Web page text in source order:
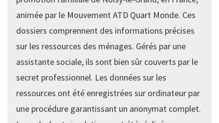
animée par le Mouvement ATD Quart Monde. Ces
dossiers comprennent des informations précises
sur les ressources des ménages. Gérés par une
assistante sociale, ils sont bien sûr couverts par le
secret professionnel. Les données sur les
ressources ont été enregistrées sur ordinateur par
une procédure garantissant un anonymat complet.